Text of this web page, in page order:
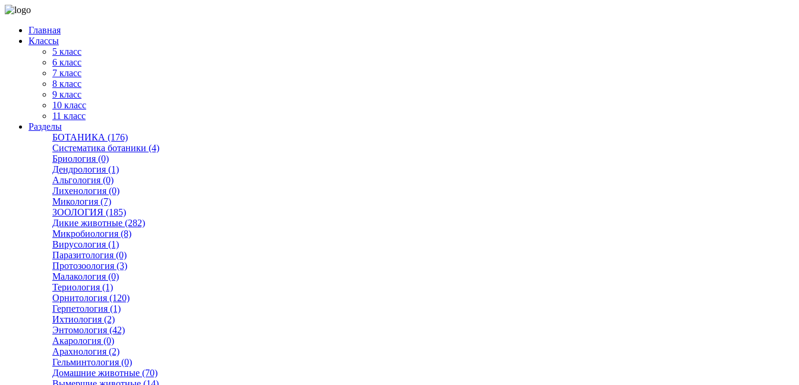
Главная
Классы
5 класс
6 класс
7 класс
8 класс
9 класс
10 класс
11 класс
Разделы
БОТАНИКА (176)
Систематика ботаники (4)
Бриология (0)
Дендрология (1)
Альгология (0)
Лихенология (0)
Микология (7)
ЗООЛОГИЯ (185)
Дикие животные (282)
Микробиология (8)
Вирусология (1)
Паразитология (0)
Протозоология (3)
Малакология (0)
Териология (1)
Орнитология (120)
Герпетология (1)
Ихтиология (2)
Энтомология (42)
Акарология (0)
Арахнология (2)
Гельминтология (0)
Домашние животные (70)